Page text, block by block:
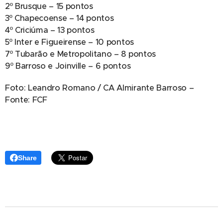
2º Brusque – 15 pontos
3º Chapecoense – 14 pontos
4º Criciúma – 13 pontos
5º Inter e Figueirense – 10 pontos
7º Tubarão e Metropolitano – 8 pontos
9º Barroso e Joinville – 6 pontos
Foto: Leandro Romano / CA Almirante Barroso –
Fonte: FCF
Share